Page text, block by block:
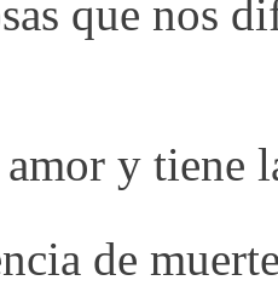
que nos
y tiene
de